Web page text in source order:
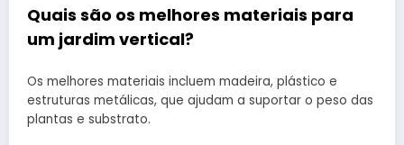
Quais são os melhores materiais para
um jardim vertical?
Os melhores materiais incluem madeira, plástico e
estruturas metálicas, que ajudam a suportar o peso das
plantas e substrato.